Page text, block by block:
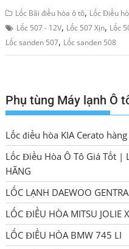
Lốc Bãi điều hòa ô tô, Lốc Điều
Lốc 507 - 12V, Lốc 507 Xịn, Lốc
Lốc sanden 507, Lốc sanden 508
Phụ tùng Máy lạnh Ô
Lốc điều hòa KIA Cerato
Lốc Điều Hòa Ô Tô Giá Tốt |
HÃNG
LỐC LẠNH DAEWOO
LỐC ĐIỀU HÒA MITSU JOLIE
LỐC ĐIỀU HÒA BMW 745 LI